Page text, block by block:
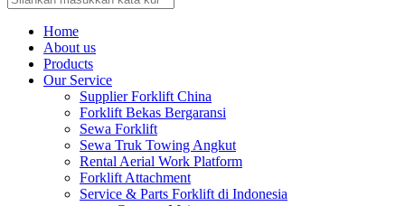
Home
About us
Products
Our Service
Supplier Forklift China
Forklift Bekas Bergaransi
Sewa Forklift
Sewa Truk Towing Angkut
Rental Aerial Work Platform
Forklift Attachment
Service & Parts Forklift di Indonesia